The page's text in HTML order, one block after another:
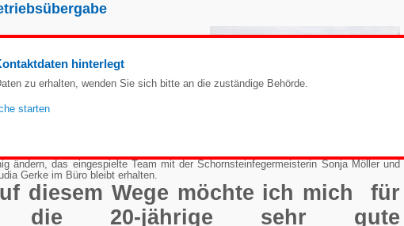
zwanzig Jahren Selbstständigkeit in der
an meine Mitarbeiterin
hauptamtlichen Bürgermeister der
ändern, das eingespielte Team mit der Schornsteinfegermeisterin Sonja Möller und
Gerke im Büro bleibt erhalten.
diesem Wege möchte ich mich für
20-jährige sehr gute
hinterlegt
zu erhalten, wenden Sie sich bitte an die zuständige Behörde.
starten